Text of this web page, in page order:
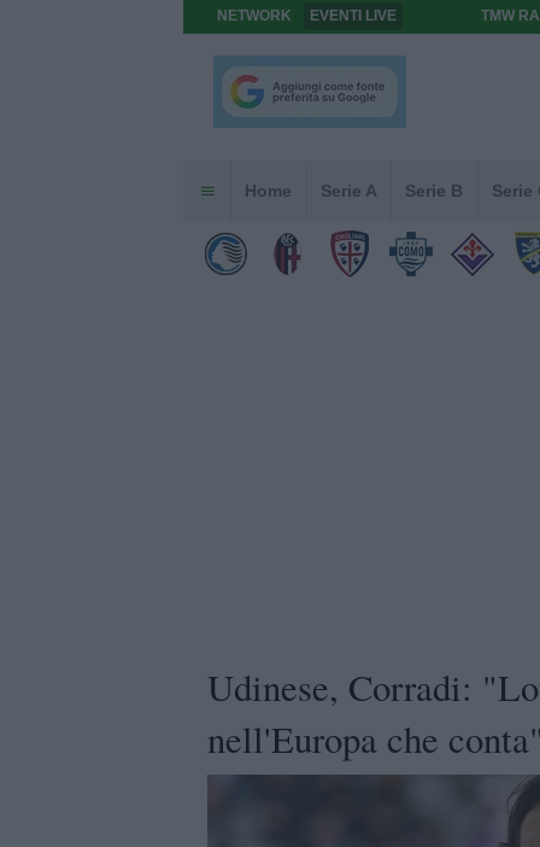
NETWORK EVENTI LIVE TMW
Home Serie A Serie B Serie
Udinese, Corradi:
nell'Europa che conta"